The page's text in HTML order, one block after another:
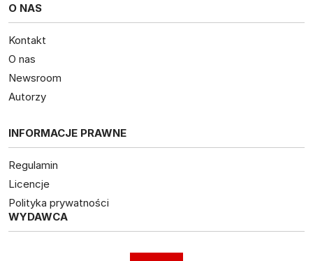
O NAS
Kontakt
O nas
Newsroom
Autorzy
INFORMACJE PRAWNE
Regulamin
Licencje
Polityka prywatności
WYDAWCA